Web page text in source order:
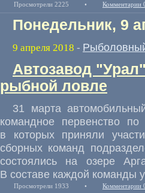
Просмотрели 2225 • Комментарии
Понедельник, 9
9 апреля 2018 -
Автозавод
рыбной ловле
31 марта
командное первенство
в которых приняли
сборных команд
состоялись на озере
В составе каждой команды
Просмотрели 1933 • Комментарии